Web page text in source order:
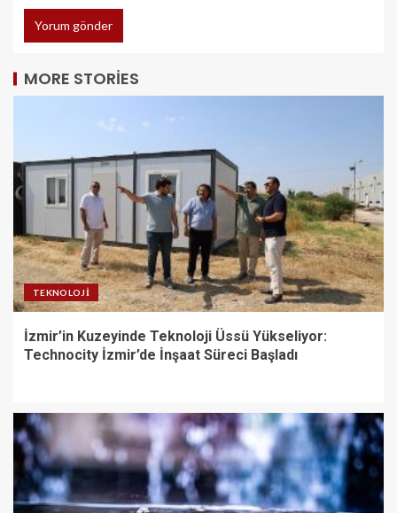
MORE STORIES
TEKNOLOJI
İzmir’in Kuzeyinde Teknoloji Üssü Yükseliyor:
Technocity İzmir’de İnşaat Süreci Başladı